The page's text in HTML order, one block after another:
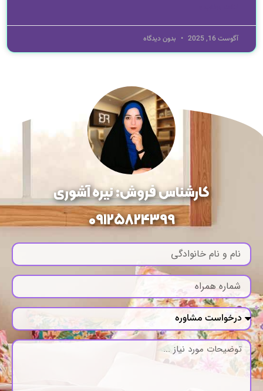
آگوست 16, 2025 بدون دیدگاه
کارشناس فروش: نیره آشوری
09125824399